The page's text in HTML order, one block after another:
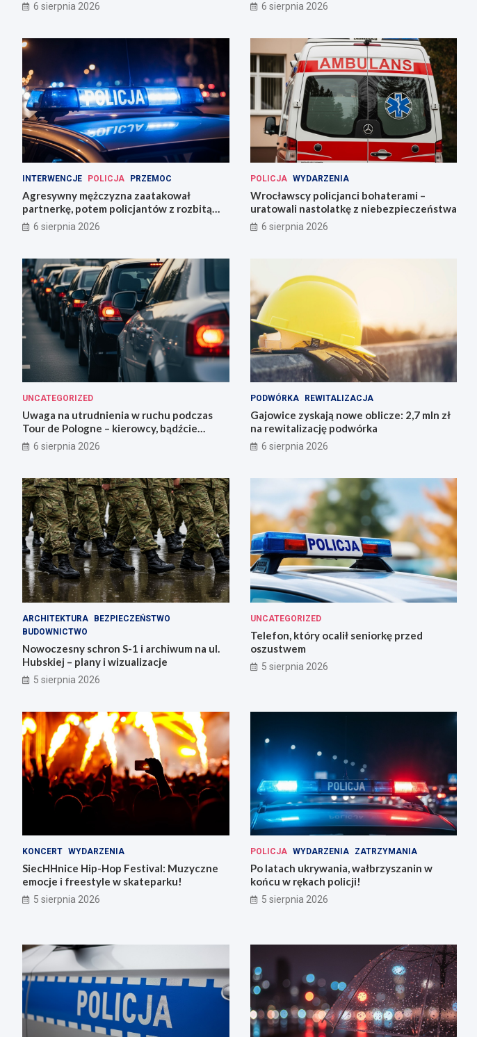
6 sierpnia 2026 6 sierpnia 2026
INTERWENCJE POLICJA PRZEMOC
Agresywny mężczyzna zaatakował
partnerkę, potem policjantów z rozbitą
butelką
6 sierpnia 2026
POLICJA WYDARZENIA
Wrocławscy policjanci bohaterami –
uratowali nastolatkę z niebezpieczeństwa
6 sierpnia 2026
UNCATEGORIZED
Uwaga na utrudnienia w ruchu podczas
Tour de Pologne – kierowcy, bądźcie
przygotowani!
6 sierpnia 2026
PODWÓRKA REWITALIZACJA
Gajowice zyskają nowe oblicze: 2,7 mln zł
na rewitalizację podwórka
6 sierpnia 2026
ARCHITEKTURA
BEZPIECZEŃSTWO
BUDOWNICTWO
Nowoczesny schron S-1 i archiwum na ul.
Hubskiej – plany i wizualizacje
5 sierpnia 2026
UNCATEGORIZED
Telefon, który ocalił seniorkę przed
oszustwem
5 sierpnia 2026
KONCERT WYDARZENIA
SiecHHnice Hip-Hop Festival: Muzyczne
emocje i freestyle w skateparku!
5 sierpnia 2026
POLICJA WYDARZENIA ZATRZYMANIA
Po latach ukrywania, wałbrzyszanin w
końcu w rękach policji!
5 sierpnia 2026